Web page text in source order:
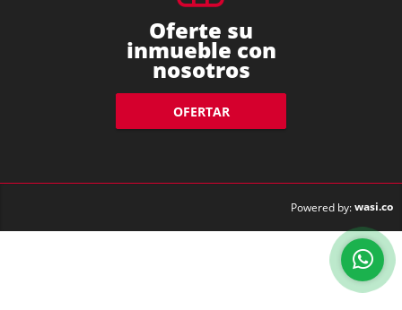
Oferte su
inmueble con
nosotros
OFERTAR
Powered by:wasi.co